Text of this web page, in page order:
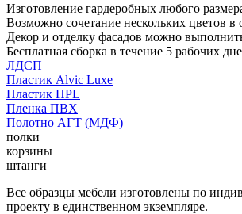
Изготовление гардеробных любого
Возможно сочетание нескольких цветов в
Декор и отделку фасадов можно
Бесплатная сборка в течение 5 рабочих
ЛДСП
Пластик Alvic Luxe
Пластик HPL
Пленка ПВХ
Полотно АГТ (МДФ)
полки
корзины
штанги
Все образцы мебели изготовлены по
проекту в единственном экземпляре.